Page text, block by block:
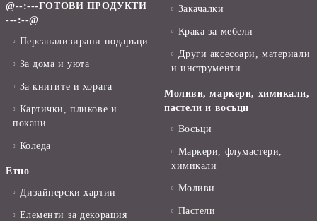
@--:---ГОТОВИ ПРОДУКТИ
---:--@
Персанализирани подаръци
За дома и уюта
За книгите и хората
Картички, пликове и
покани
Коледа
Етно
Дизайнерски хартии
Елементи за декорация
Закачалки
Крака за мебели
Други аксесоари, материали
и инструменти
Моливи, маркери, химикали,
пастели и восъци
Восъци
Маркери, флумастери,
химикали
Моливи
Пастели